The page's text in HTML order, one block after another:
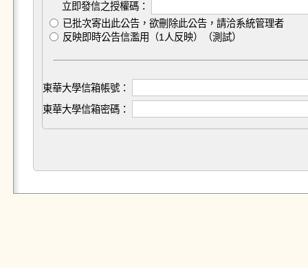
立即發信之授權碼：
已批次寄出此公告，欲刪除此公告，請洽系統管理者
反映即時公告信濫用（1人反映）（測試）
東華大學信箱帳號：
東華大學信箱密碼：